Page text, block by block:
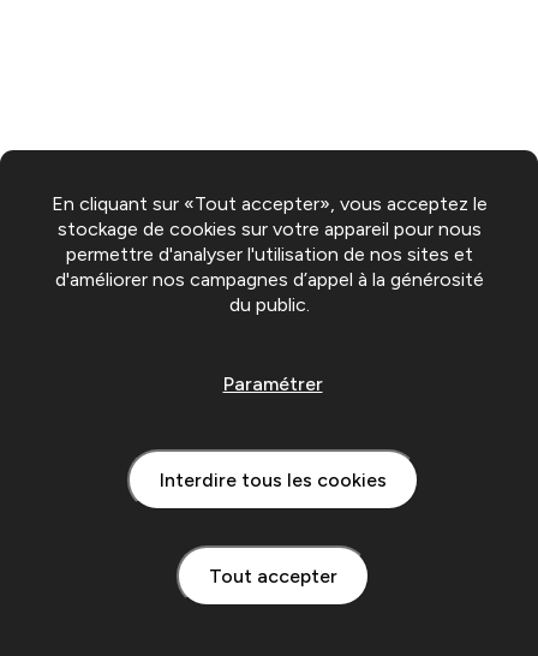
En cliquant sur «Tout accepter», vous acceptez le
stockage de cookies sur votre appareil pour nous
permettre d'analyser l'utilisation de nos sites et
d'améliorer nos campagnes d’appel à la générosité
du public.
Tout accepter
Interdire tous les cookies
Paramétrer